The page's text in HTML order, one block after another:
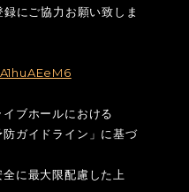
にご協力お願い致しま
ブホールにおける
ガイドライン」に基づ
に最大限配慮した上